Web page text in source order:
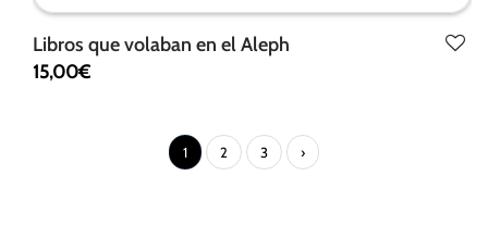
Libros que volaban en el Aleph
15,00€
1 2 3 ›